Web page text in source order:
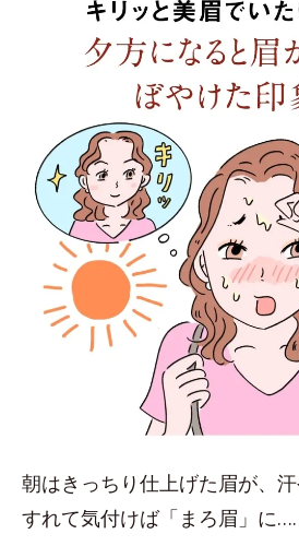
朝はきっちり仕上げた眉が、
すれて気付けば「まろ眉」に